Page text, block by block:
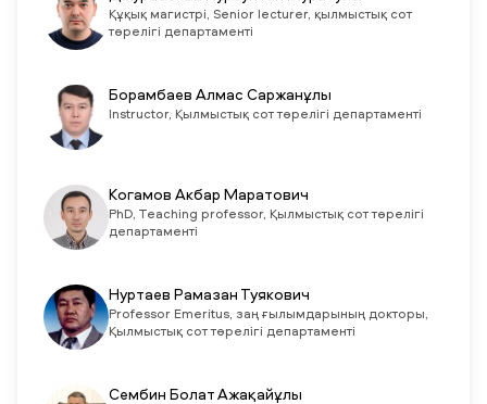
Құқық магистрі, Senior lecturer, қылмыстық сот
төрелігі департаменті
Борамбаев Алмас Саржанұлы
Instructor, Қылмыстық сот төрелігі департаменті
Когамов Акбар Маратович
PhD, Teaching professor, Қылмыстық сот төрелігі
департаменті
Нуртаев Рамазан Туякович
Professor Emeritus, заң ғылымдарының докторы,
Қылмыстық сот төрелігі департаменті
Сембин Болат Ажақайұлы